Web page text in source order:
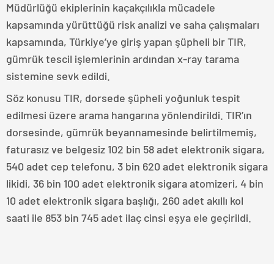
Müdürlüğü ekiplerinin kaçakçılıkla mücadele
kapsamında yürüttüğü risk analizi ve saha çalışmaları
kapsamında, Türkiye’ye giriş yapan şüpheli bir TIR,
gümrük tescil işlemlerinin ardından x-ray tarama
sistemine sevk edildi.
Söz konusu TIR, dorsede şüpheli yoğunluk tespit
edilmesi üzere arama hangarına yönlendirildi. TIR’ın
dorsesinde, gümrük beyannamesinde belirtilmemiş,
faturasız ve belgesiz 102 bin 58 adet elektronik sigara,
540 adet cep telefonu, 3 bin 620 adet elektronik sigara
likidi, 36 bin 100 adet elektronik sigara atomizeri, 4 bin
10 adet elektronik sigara başlığı, 260 adet akıllı kol
saati ile 853 bin 745 adet ilaç cinsi eşya ele geçirildi.